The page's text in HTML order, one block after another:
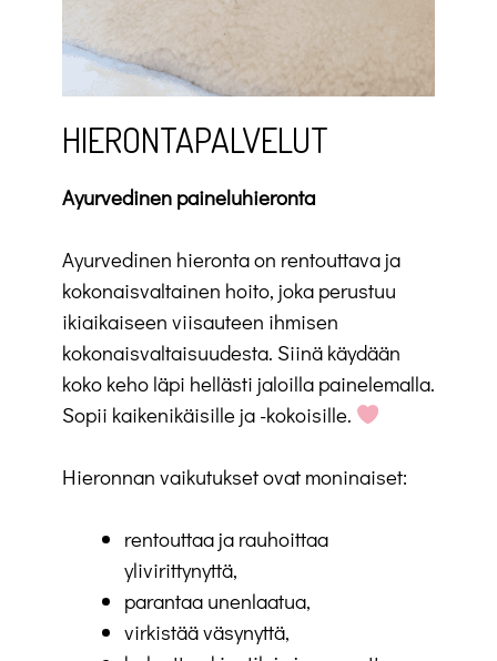
HIERONTAPALVELUT
Ayurvedinen paineluhieronta
Ayurvedinen hieronta on rentouttava ja
kokonaisvaltainen hoito, joka perustuu
ikiaikaiseen viisauteen ihmisen
kokonaisvaltaisuudesta. Siinä käydään
koko keho läpi hellästi jaloilla painelemalla.
Sopii kaikenikäisille ja -kokoisille.
Hieronnan vaikutukset ovat moninaiset:
rentouttaa ja rauhoittaa
ylivirittynyttä,
parantaa unenlaatua,
virkistää väsynyttä,